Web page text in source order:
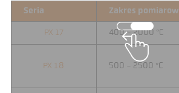
Seria Zakres
PX 17 400 - 2000 °C
PX 18 500 - 2500 °C